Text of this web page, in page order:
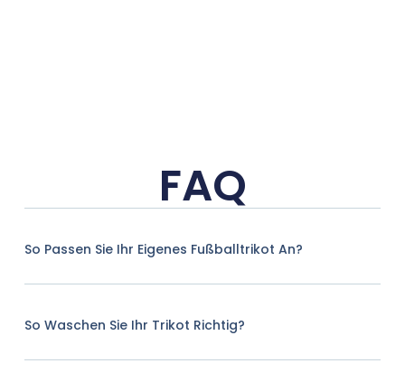
FAQ
So Passen Sie Ihr Eigenes Fußballtrikot An?
So Waschen Sie Ihr Trikot Richtig?